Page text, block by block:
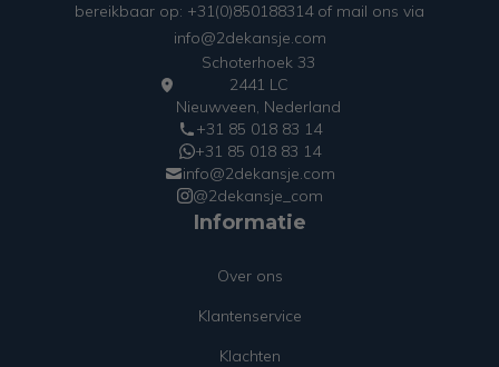
bereikbaar op: +31(0)850188314 of mail ons via
info@2dekansje.com
Schoterhoek 33
2441 LC
Nieuwveen, Nederland
+31 85 018 83 14
+31 85 018 83 14
info@2dekansje.com
@2dekansje_com
Informatie
Over ons
Klantenservice
Klachten